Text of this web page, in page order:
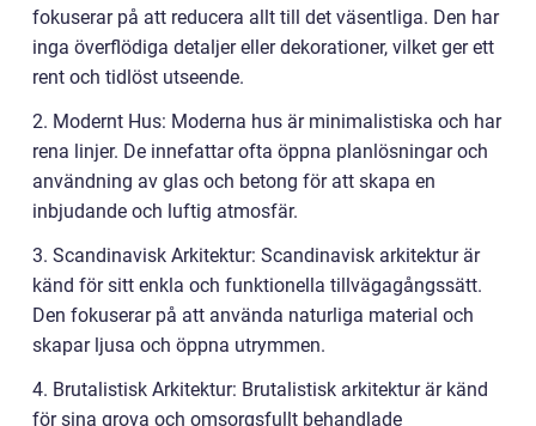
fokuserar på att reducera allt till det väsentliga. Den har
inga överflödiga detaljer eller dekorationer, vilket ger ett
rent och tidlöst utseende.
2. Modernt Hus: Moderna hus är minimalistiska och har
rena linjer. De innefattar ofta öppna planlösningar och
användning av glas och betong för att skapa en
inbjudande och luftig atmosfär.
3. Scandinavisk Arkitektur: Scandinavisk arkitektur är
känd för sitt enkla och funktionella tillvägagångssätt.
Den fokuserar på att använda naturliga material och
skapar ljusa och öppna utrymmen.
4. Brutalistisk Arkitektur: Brutalistisk arkitektur är känd
för sina grova och omsorgsfullt behandlade